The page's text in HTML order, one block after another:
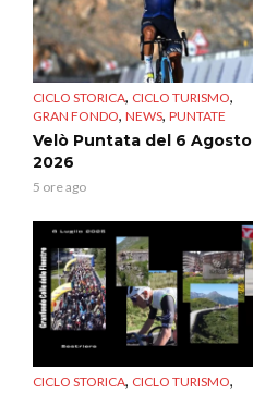
CICLO STORICA, CICLO TURISMO,
GRAN FONDO, NEWS, PUNTATE
Velò Puntata del 6 Agosto
2026
5 ore ago
CICLO STORICA, CICLO TURISMO,